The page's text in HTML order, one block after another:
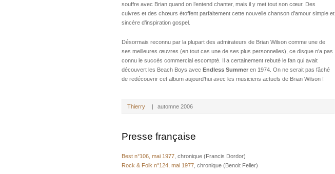
souffre avec Brian quand on l’entend chanter, mais il y met tout son cœur. Des
cuivres et des chœurs étoffent parfaitement cette nouvelle chanson d’amour simple et
sincère d’inspiration gospel.
Désormais reconnu par la plupart des admirateurs de Brian Wilson comme une de
ses meilleures œuvres (en tout cas une de ses plus personnelles), ce disque n’a pas
connu le succès commercial escompté. Il a certainement rebuté le fan qui avait
découvert les Beach Boys avec Endless Summer en 1974. On ne serait pas fâché
de redécouvrir cet album aujourd’hui avec les musiciens actuels de Brian Wilson !
Thierry | automne 2006
Presse française
Best n°106, mai 1977 , chronique (Francis Dordor)
Rock & Folk n°124, mai 1977 , chronique (Benoit Feller)